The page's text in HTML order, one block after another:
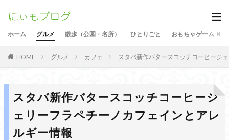
ホーム グルメ 散歩（公園・名所） ひとりごと おもちゃゲーム
HOME グルメ カフェ スタバ新作バタースコッチコーヒージ
スタバ新作バタースコッチコーヒージ
ェリーフラペチーノカフェインとアレ
ルギー情報